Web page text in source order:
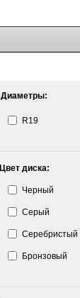
Диаметры:
R19
Цвет диска:
Черный
Серый
Серебристый
Бронзовый